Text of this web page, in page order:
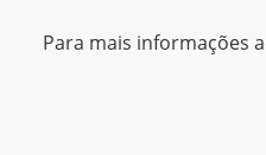
Para mais informações